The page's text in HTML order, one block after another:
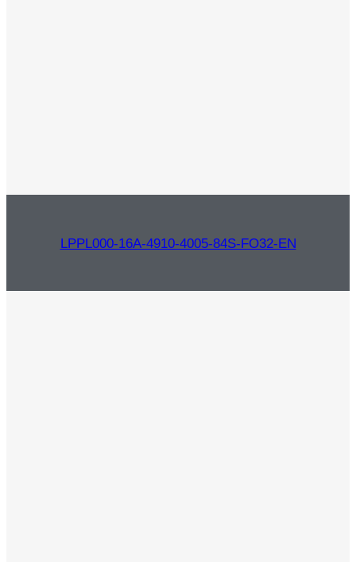
LPPL000-16A-4910-4005-84S-FO32-EN